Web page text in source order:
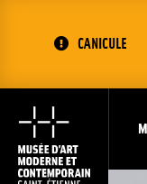
CANICULE